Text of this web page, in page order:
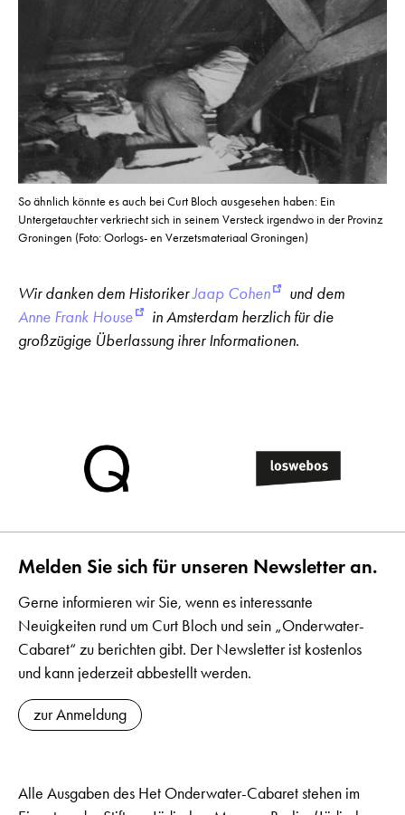
So ähnlich könnte es auch bei Curt Bloch ausgesehen haben: Ein
Untergetauchter verkriecht sich in seinem Versteck irgendwo in der Provinz
Groningen (Foto: Oorlogs- en Verzetsmateriaal Groningen)
Wir danken dem HistorikerJaap Cohen
und dem
Anne Frank House
in Amsterdam herzlich für die
großzügige Überlassung ihrer Informationen.
Melden Sie sich für unseren Newsletter an.
Gerne informieren wir Sie, wenn es interessante
Neuigkeiten rund um Curt Bloch und sein „Onderwater-
Cabaret“ zu berichten gibt. Der Newsletter ist kostenlos
und kann jederzeit abbestellt werden.
zur Anmeldung
Alle Ausgaben des Het Onderwater-Cabaret stehen im